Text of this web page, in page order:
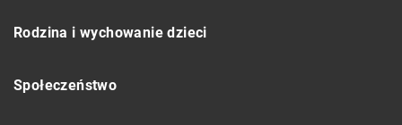
Rodzina i wychowanie dzieci
Społeczeństwo